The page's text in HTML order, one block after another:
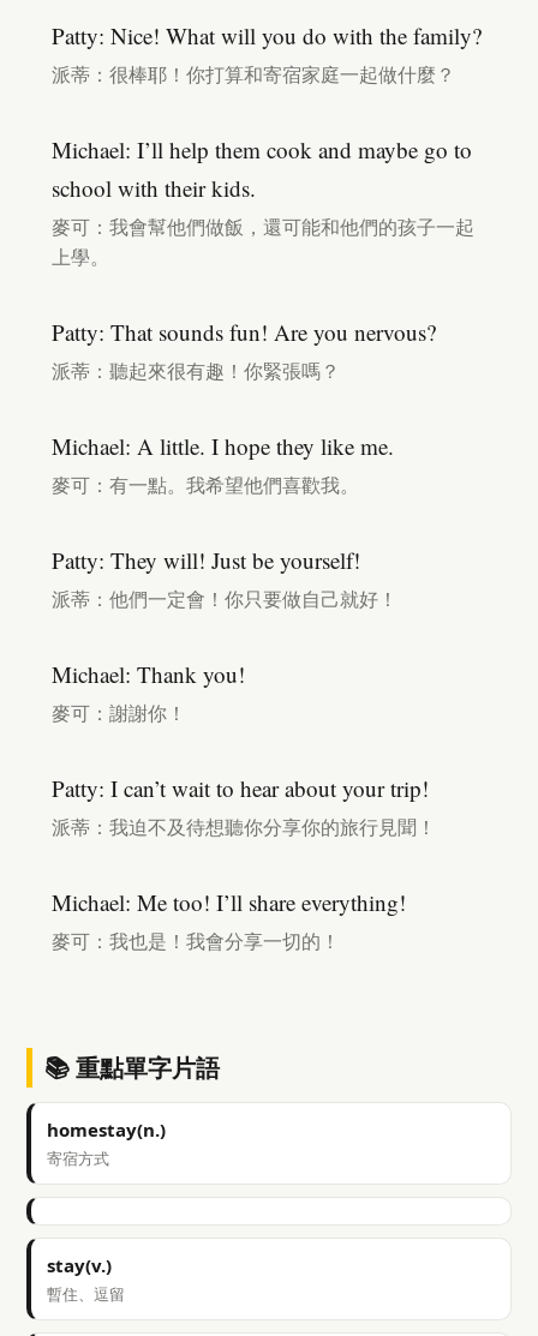
Patty: Nice! What will you do with the family?
派蒂：很棒耶！你打算和寄宿家庭一起做什麼？
Michael: I’ll help them cook and maybe go to
school with their kids.
麥可：我會幫他們做飯，還可能和他們的孩子一起
上學。
Patty: That sounds fun! Are you nervous?
派蒂：聽起來很有趣！你緊張嗎？
Michael: A little. I hope they like me.
麥可：有一點。我希望他們喜歡我。
Patty: They will! Just be yourself!
派蒂：他們一定會！你只要做自己就好！
Michael: Thank you!
麥可：謝謝你！
Patty: I can’t wait to hear about your trip!
派蒂：我迫不及待想聽你分享你的旅行見聞！
Michael: Me too! I’ll share everything!
麥可：我也是！我會分享一切的！
📚 重點單字片語
homestay(n.)
寄宿方式
stay(v.)
暫住、逗留